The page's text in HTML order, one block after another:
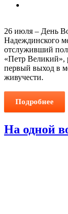
26 июля – День
Надеждинского
отслуживший
«Петр Великий»,
первый выход в
живучести.
Подробнее
На одной